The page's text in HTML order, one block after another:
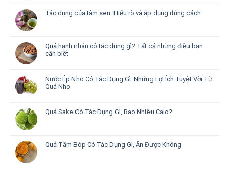
Tác dụng của tâm sen: Hiểu rõ và áp dụng đúng cách
Quả hạnh nhân có tác dụng gì? Tất cả những điều bạn
cần biết
Nước Ép Nho Có Tác Dụng Gì: Những Lợi Ích Tuyệt Vời Từ
Quả Nho
Quả Sake Có Tác Dụng Gì, Bao Nhiêu Calo?
Quả Tầm Bóp Có Tác Dụng Gì, Ăn Được Không